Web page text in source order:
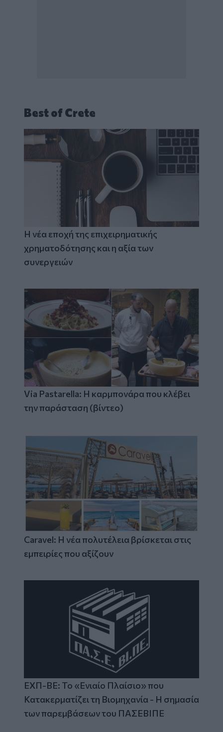
Best of Crete
Η νέα εποχή της επιχειρηματικής
χρηματοδότησης και η αξία των
συνεργειών
Via Pastarella: Η καρμπονάρα που κλέβει
την παράσταση (βίντεο)
Caravel: Η νέα πολυτέλεια βρίσκεται στις
εμπειρίες που αξίζουν
ΕΧΠ-ΒΕ: Το «Ενιαίο Πλαίσιο» που
Κατακερματίζει τη Βιομηχανία - Η σημασία
των παρεμβάσεων του ΠΑΣΕΒΙΠΕ